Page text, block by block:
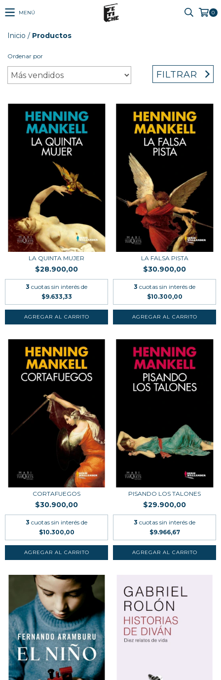
MENÚ 0
Inicio / Productos
Ordenar por
FILTRAR
LA QUINTA MUJER
$28.900,00
3 cuotas sin interés de
$9.633,33
LA FALSA PISTA
$30.900,00
3 cuotas sin interés de
$10.300,00
CORTAFUEGOS
$30.900,00
3 cuotas sin interés de
$10.300,00
PISANDO LOS TALONES
$29.900,00
3 cuotas sin interés de
$9.966,67